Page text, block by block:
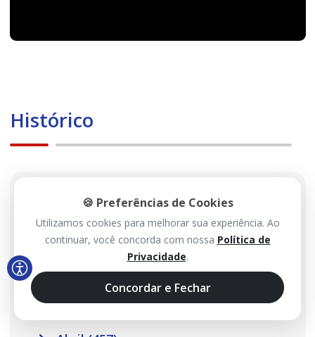
Histórico
Agosto (99)
Junho (485)
🍪 Preferências de Cookies
Utilizamos cookies para melhorar sua experiência. Ao
continuar, você concorda com nossa Política de
Privacidade.
Concordar e Fechar